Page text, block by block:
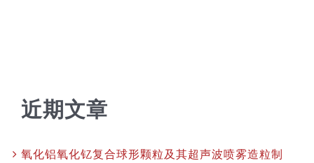
近期文章
氧化铝氧化钇复合球形颗粒及其超声波喷雾造粒制